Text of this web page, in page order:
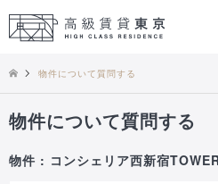
物件について質問する
物件について質問する
物件 : コンシェリア西新宿